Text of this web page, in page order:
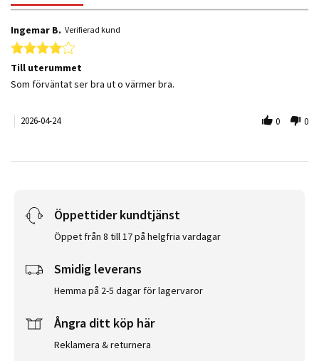
Ingemar B. Verifierad kund
4.0 star rating
Till uterummet
Review by Ingemar B. on 24 Apr 2026
review stating Till uterummet
Som förväntat ser bra ut o värmer bra.
2026-04-24 0 0
Öppettider kundtjänst
Öppet från 8 till 17 på helgfria vardagar
Smidig leverans
Hemma på 2-5 dagar för lagervaror
Ångra ditt köp här
Reklamera & returnera